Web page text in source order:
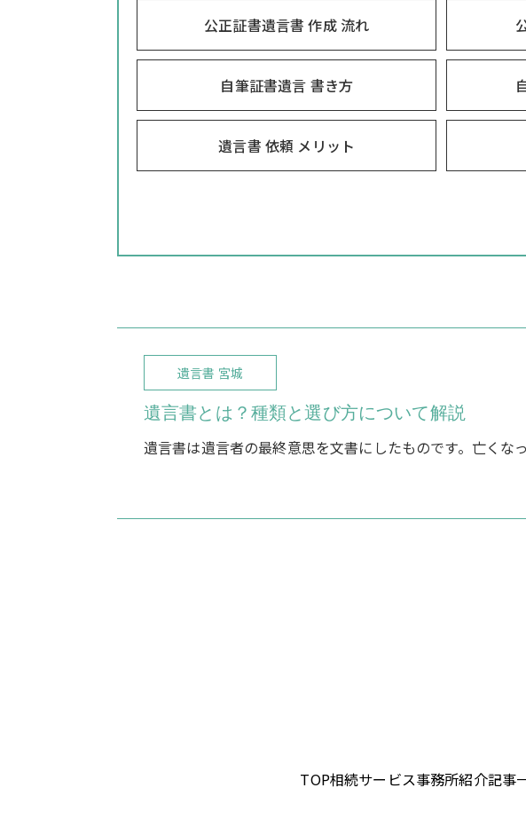
公正証書遺言書 作成 流れ
自筆証書遺言 書き方
遺言書 依頼 メリット
遺言書 宮城
遺言書とは？種類と選び方について解説
遺言書は遺言者の最終意思を文書にしたものです。亡くな
TOP相続サービス事務所紹介記事